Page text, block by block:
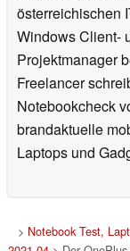
österreichischen
Windows Client-
Projektmanager
Freelancer
Notebookcheck
brandaktuelle
Laptops und
> Notebook Test,